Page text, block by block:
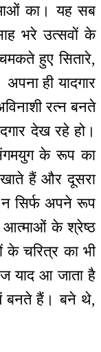
का। यह सब
भरे उत्सवों के
हुए सितारे,
ही यादगार
रत्न बनते
देख रहे हो।
के रूप का
हैं और दूसरा
न सिर्फ अपने रूप
आत्माओं के श्रेष्ठ
के चरित्र का भी
याद आ जाता है
बनते हैं। बने थे,